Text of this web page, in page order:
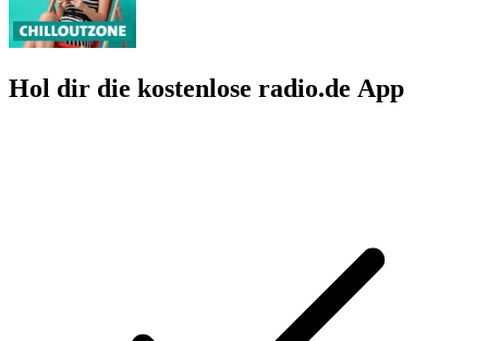
Hol dir die kostenlose radio.de App